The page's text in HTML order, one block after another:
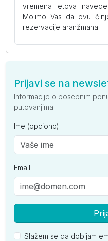
vremena letova
Molimo Vas da ovu
rezervacije aranžmana.
Prijavi se na
Informacije o posebnim
putovanjima.
Ime (opciono)
Email
Slažem se da dobijam